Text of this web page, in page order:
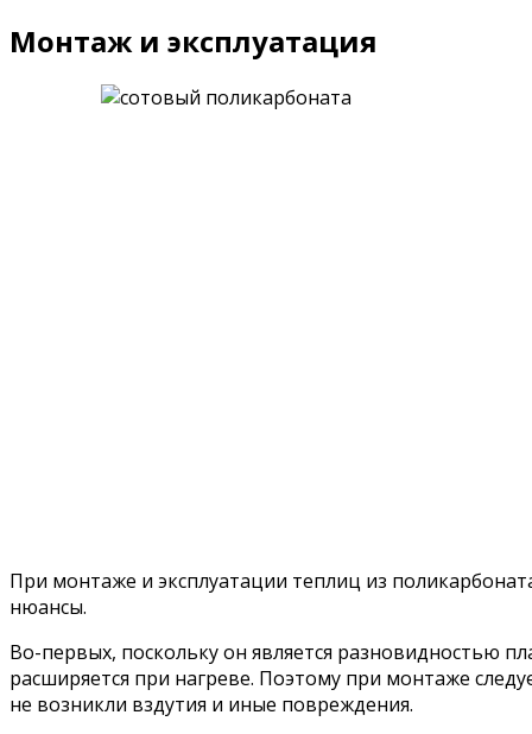
Монтаж и эксплуатация
При монтаже и эксплуатации теплиц из
нюансы.
Во-первых, поскольку он является разновидностью
расширяется при нагреве. Поэтому при монтаже
не возникли вздутия и иные повреждения.